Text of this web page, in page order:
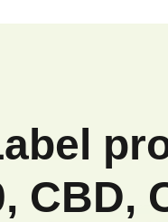
CBD,